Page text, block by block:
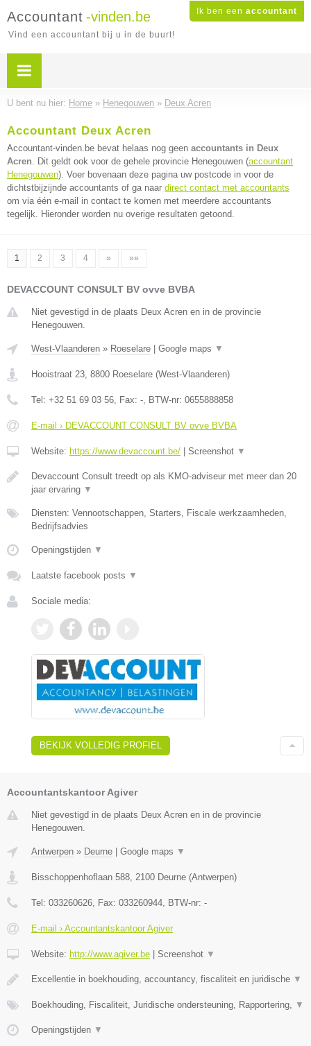
Ik ben een accountant
Accountant -vinden.be
Vind een accountant bij u in de buurt!
U bent nu hier: Home » Henegouwen » Deux Acren
Accountant Deux Acren
Accountant-vinden.be bevat helaas nog geen accountants in Deux
Acren. Dit geldt ook voor de gehele provincie Henegouwen (accountant
Henegouwen). Voer bovenaan deze pagina uw postcode in voor de
dichtstbijzijnde accountants of ga naar direct contact met accountants
om via één e-mail in contact te komen met meerdere accountants
tegelijk. Hieronder worden nu overige resultaten getoond.
1 2 3 4 » »»
DEVACCOUNT CONSULT BV ovve BVBA
Niet gevestigd in de plaats Deux Acren en in de provincie
Henegouwen.
West-Vlaanderen » Roeselare Google maps ▼
Hooistraat 23, 8800 Roeselare (West-Vlaanderen)
Tel: +32 51 69 03 56, Fax: -, BTW-nr: 0655888858
E-mail › DEVACCOUNT CONSULT BV ovve BVBA
Website: https://www.devaccount.be/ Screenshot ▼
Devaccount Consult treedt op als KMO-adviseur met meer dan 20
jaar ervaring ▼
Diensten: Vennootschappen, Starters, Fiscale werkzaamheden,
Bedrijfsadvies
Openingstijden ▼
Laatste facebook posts ▼
Sociale media:
BEKIJK VOLLEDIG PROFIEL
Accountantskantoor Agiver
Niet gevestigd in de plaats Deux Acren en in de provincie
Henegouwen.
Antwerpen » Deurne Google maps ▼
Bisschoppenhoflaan 588, 2100 Deurne (Antwerpen)
Tel: 033260626, Fax: 033260944, BTW-nr: -
E-mail › Accountantskantoor Agiver
Website: http://www.agiver.be Screenshot ▼
Excellentie in boekhouding, accountancy, fiscaliteit en juridische ▼
Boekhouding, Fiscaliteit, Juridische ondersteuning, Rapportering, ▼
Openingstijden ▼